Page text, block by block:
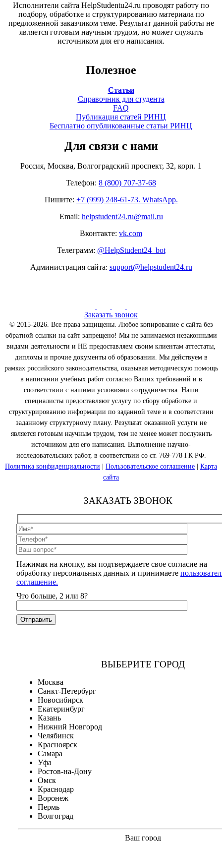
Исполнители сайта HelpStudentu24.ru проводят работу по
подбору, обработке и структурированию материала по
предложенной заказчиком теме. Результат данной работы не
является готовым научным трудом, но может служить
источником для его написания.
Полезное
Статьи
Справочник для студента
FAQ
Публикация статей РИНЦ
Бесплатно опубликованные статьи РИНЦ
Для связи с нами
Россия, Москва, Волгоградский проспект, 32, корп. 1
Телефон: 8 (800) 707-37-68
Пишите: +7 (999) 248-61-73. WhatsApp.
Email: helpstudent24.ru@mail.ru
Вконтакте: vk.com
Телеграмм: @HelpStudent24_bot
Администрация сайта: support@helpstudent24.ru
Заказать звонок
© 2015-2026. Все права защищены. Любое копирование с сайта без
обратной ссылки на сайт запрещено! Мы не занимаемся незаконными
видами деятельности и НЕ предоставляем своим клиентам аттестаты,
дипломы и прочие документы об образовании. Мы действуем в
рамках российского законодательства, оказывая методическую помощь
в написании учебных работ согласно Ваших требований и в
соответствии с нашими условиями сотрудничества. Наши
специалисты предоставляют услугу по сбору обработке и
структурированию информации по заданной теме и в соответствии
заданному структурному плану. Результат оказанной услуги не
является готовым научным трудом, тем не менее может послужить
источником для его написания. Выполнение научно-
исследовательских работ, в соответствии со ст. 769-778 ГК РФ.
Политика конфиденциальности | Пользовательское соглашение | Карта
сайта
ЗАКАЗАТЬ ЗВОНОК
Нажимая на кнопку, вы подтверждаете свое согласие на
обработку персональных данных и принимаете
соглашение.
Что больше, 2 или 8?
ВЫБЕРИТЕ ГОРОД
Москва
Санкт-Петербург
Новосибирск
Екатеринбург
Казань
Нижний Новгород
Челябинск
Красноярск
Самара
Уфа
Ростов-на-Дону
Омск
Краснодар
Воронеж
Пермь
Волгоград
Ваш город